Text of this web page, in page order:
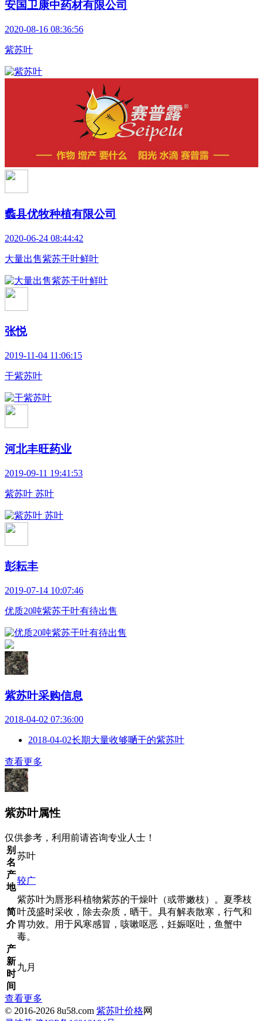
安国卫康中药材有限公司
2020-08-16 08:36:56
紫苏叶
蠡县优牧种植有限公司
2020-06-24 08:44:42
大量出售紫苏干叶鲜叶
张悦
2019-11-04 11:06:15
干紫苏叶
河北丰旺药业
2019-09-11 19:41:53
紫苏叶 苏叶
彭耘丰
2019-07-14 10:07:46
优质20吨紫苏干叶有待出售
紫苏叶采购信息
2018-04-02 07:36:00
2018-04-02长期大量收够嗮干的紫苏叶
查看更多
紫苏叶属性
仅供参考，利用前请咨询专业人士！
别
名
苏叶
产
地
较广
简
介
紫苏叶为唇形科植物紫苏的干燥叶（或带嫩枝）。夏季枝
叶茂盛时采收，除去杂质，晒干。具有解表散寒，行气和
胃功效。用于风寒感冒，咳嗽呕恶，妊娠呕吐，鱼蟹中
毒。
产
新
时
间
九月
查看更多
© 2016-2026 8u58.com 紫苏叶价格网